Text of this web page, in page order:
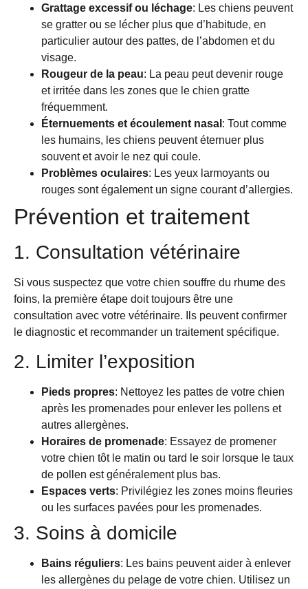
Grattage excessif ou léchage: Les chiens peuvent
se gratter ou se lécher plus que d’habitude, en
particulier autour des pattes, de l’abdomen et du
visage.
Rougeur de la peau: La peau peut devenir rouge
et irritée dans les zones que le chien gratte
fréquemment.
Éternuements et écoulement nasal : Tout comme
les humains, les chiens peuvent éternuer plus
souvent et avoir le nez qui coule.
Problèmes oculaires: Les yeux larmoyants ou
rouges sont également un signe courant d’allergies.
Prévention et traitement
1. Consultation vétérinaire
Si vous suspectez que votre chien souffre du rhume des
foins, la première étape doit toujours être une
consultation avec votre vétérinaire. Ils peuvent confirmer
le diagnostic et recommander un traitement spécifique.
2. Limiter l’exposition
Pieds propres: Nettoyez les pattes de votre chien
après les promenades pour enlever les pollens et
autres allergènes.
Horaires de promenade: Essayez de promener
votre chien tôt le matin ou tard le soir lorsque le taux
de pollen est généralement plus bas.
Espaces verts: Privilégiez les zones moins fleuries
ou les surfaces pavées pour les promenades.
3. Soins à domicile
Bains réguliers: Les bains peuvent aider à enlever
les allergènes du pelage de votre chien. Utilisez un